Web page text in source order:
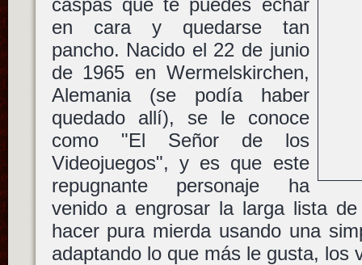
caspas que te puedes echar
en cara y quedarse tan
pancho. Nacido el 22 de junio
de 1965 en Wermelskirchen,
Alemania (se podía haber
quedado allí), se le conoce
como "El Señor de los
Videojuegos", y es que este
repugnante personaje ha
venido a engrosar la larga lista
hacer pura mierda usando una
adaptando lo que más le gusta, los